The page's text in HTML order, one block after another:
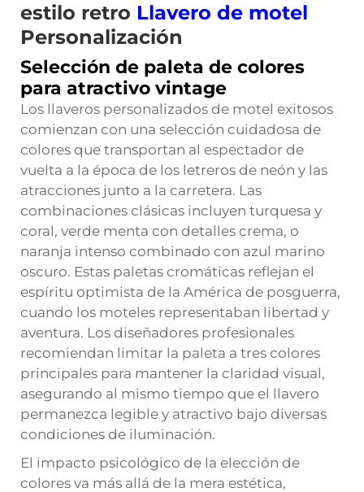
estilo retro Llavero de motel
Personalización
Selección de paleta de colores
para atractivo vintage
Los llaveros personalizados de motel exitosos
comienzan con una selección cuidadosa de
colores que transportan al espectador de
vuelta a la época de los letreros de neón y las
atracciones junto a la carretera. Las
combinaciones clásicas incluyen turquesa y
coral, verde menta con detalles crema, o
naranja intenso combinado con azul marino
oscuro. Estas paletas cromáticas reflejan el
espíritu optimista de la América de posguerra,
cuando los moteles representaban libertad y
aventura. Los diseñadores profesionales
recomiendan limitar la paleta a tres colores
principales para mantener la claridad visual,
asegurando al mismo tiempo que el llavero
permanezca legible y atractivo bajo diversas
condiciones de iluminación.
El impacto psicológico de la elección de
colores va más allá de la mera estética,